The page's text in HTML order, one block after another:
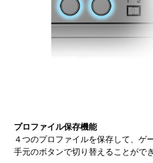
プロファイル保存機能
４つのプロファイルを保存して、ゲ
手元のボタンで切り替えることができ